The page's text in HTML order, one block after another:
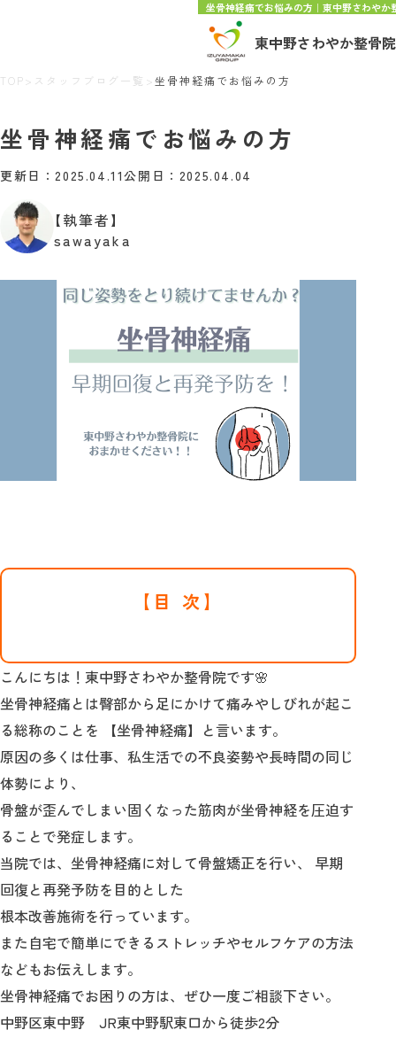
坐骨神経痛でお悩みの方｜東中野さわやか
東中野さわやか整骨院
TOP> スタッフブログ一覧 > 坐骨神経痛でお悩みの方
坐骨神経痛でお悩みの方
更新日：2025.04.11公開日：2025.04.04
【執筆者】
sawayaka
【目 次】
こんにちは！東中野さわやか整骨院です🌸
坐骨神経痛とは臀部から足にかけて痛みやしびれが起こ
る総称のことを 【坐骨神経痛】と言います。
原因の多くは仕事、私生活での不良姿勢や長時間の同じ
体勢により、
骨盤が歪んでしまい固くなった筋肉が坐骨神経を圧迫す
ることで発症します。
当院では、坐骨神経痛に対して骨盤矯正を行い、 早期
回復と再発予防を目的とした
根本改善施術を行っています。
また自宅で簡単にできるストレッチやセルフケアの方法
などもお伝えします。
坐骨神経痛でお困りの方は、ぜひ一度ご相談下さい。
中野区東中野 JR東中野駅東口から徒歩2分